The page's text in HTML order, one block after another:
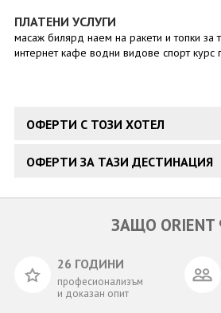
ПЛАТЕНИ УСЛУГИ
масаж билярд наем на ракети и топки за
интернет кафе водни видове спорт курс
ОФЕРТИ С ТОЗИ ХОТЕЛ
ОФЕРТИ ЗА ТАЗИ ДЕСТИНАЦИЯ
ЗАЩО ORIENT
26 ГОДИНИ
професионализъм
и доказан опит